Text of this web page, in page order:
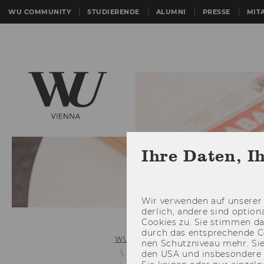
WU COMMUNITY STUDIERENDE ALUMNI PRESSE
WU (Wirtschaftsuniversität Wien)
Links zu älteren
Ihre Daten,
Wir ver­wen­den auf
der­lich, an­de­re sind
Coo­kies zu. Sie stim­men
durch das ent­spre­chen­de
nen Schutz­ni­veau mehr.
den USA und